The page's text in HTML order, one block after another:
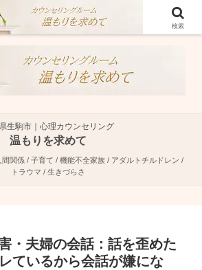
夫婦関係・人間関係に特化した心理カウンセラーで
す。
生駒市｜心理カウンセリング
温もりを求めて
関係 / 子育て / 機能不全家族 / アダルトチルドレン /
トラウマ / 生きづらさ
・夫婦の会話：話を歪めた
ているから会話が嫌にな
検索